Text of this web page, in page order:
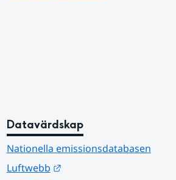
Datavärdskap
Nationella emissionsdatabasen
Luftwebb
Länk till annan webbplats.